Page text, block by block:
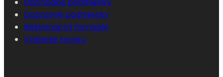
Dopravné podmienky
Reklamačný formulár
Vrátenie tovaru